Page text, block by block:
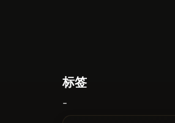
标签
-